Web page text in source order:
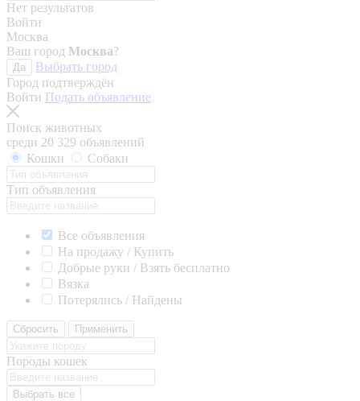
Нет результатов
Войти
Москва
Ваш город Москва?
Да
Выбрать город
Город подтверждён
Войти Подать объявление
Поиск животных
среди 20 329 объявлений
Кошки
Собаки
Тип объявления
Все объявления
На продажу / Купить
Добрые руки / Взять бесплатно
Вязка
Потерялись / Найдены
Сбросить Применить
Породы кошек
Выбрать все